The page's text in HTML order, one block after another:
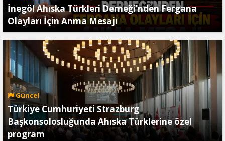
İnegöl Ahıska Türkleri Derneği’nden Fergana
Olayları İçin Anma Mesajı
Güncel
Türkiye Cumhuriyeti Strazburg
Başkonsolosluğunda Ahıska Türklerine özel
program